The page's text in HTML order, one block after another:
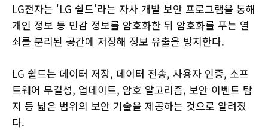
LG전자는 'LG 쉴드'라는 자사 개발 보안 프로그램을 통해
개인 정보 등 민감 정보를 암호화한 뒤 암호화를 푸는 열
쇠를 분리된 공간에 저장해 정보 유출을 방지한다.
LG 쉴드는 데이터 저장, 데이터 전송, 사용자 인증, 소프
트웨어 무결성, 업데이트, 암호 알고리즘, 보안 이벤트 탐
지 등 넓은 범위의 보안 기술을 제공하는 것으로 알려졌
다.